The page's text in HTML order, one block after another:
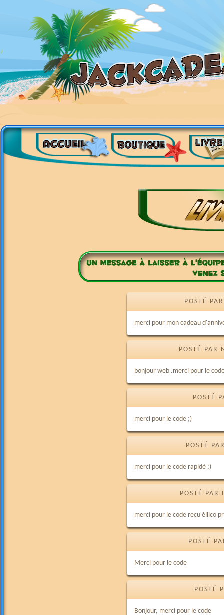
POSTÉ
merci pour mon cadeau
POSTÉ
bonjour web .merci pour le
POSTÉ
merci pour le code ;)
POSTÉ
merci pour le code rapidè :)
POSTÉ
merci pour le code recu éllico
POSTÉ
Merci pour le code
POSTÉ
Bonjour, merci pour le code